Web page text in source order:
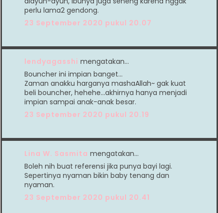
perlu lama2 gendong.
23 September 2020 pukul 20.07
lendyagasshi mengatakan…
Bouncher ini impian banget...
Zaman anakku harganya mashaAllah~ gak kuat
beli bouncher, hehehe...akhirnya hanya menjadi
impian sampai anak-anak besar.
23 September 2020 pukul 20.19
Lina W. Sasmita mengatakan…
Boleh nih buat referensi jika punya bayi lagi.
Sepertinya nyaman bikin baby tenang dan
nyaman.
23 September 2020 pukul 20.41